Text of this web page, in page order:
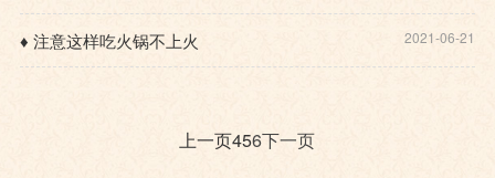
♦ 注意这样吃火锅不上火 2021-06-21
上一页456下一页